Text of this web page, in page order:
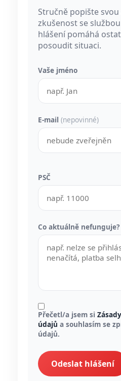
Stručně popište
zkušenost se službou
hlášení pomáhá
posoudit situaci.
Vaše jméno
E-mail (nepovinné)
PSČ
Co aktuálně nefunguje?
Přečetl/a jsem si
údajů a souhlasím se
údajů.
Odeslat hlášení